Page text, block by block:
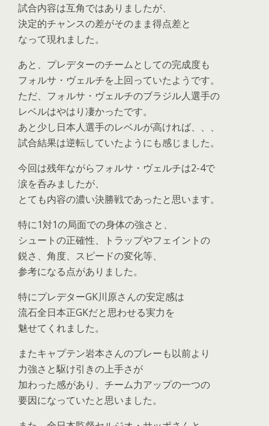
試合内容は互角ではありましたが、
決定的チャンスの差がそのまま得点差と
なって現れました。
あと、プレデターのチームとしての完成度も
フォルサ・ヴェルチを上回っていたようです。
ただ、フォルサ・ヴェルチのブラジル人選手の
レベルはやはり凄かったです。
あと少し日本人選手のレベルが高ければ、、、
試合結果は逆転していたようにも感じました。
今回は残年ながらフォルサ・ヴェルチは2-4で
涙を呑みましたが、
とても内容の濃い決勝戦であったと思います。
特に1対1の局面での身体の強さと、
シュートの正確性、トラップやフェイントの
鋭さ、角度、スピードの変化等、
参考になる点がありました。
特にプレデターGK川原さんの安定感は
流石全日本正GKだと思わせる実力を
魅せてくれました。
またキャプテン岩本さんのプレーも以前より
力強さと駆け引きの上手さが
加わった感があり、チーム力アップの一つの
要因になっていたと思いました。